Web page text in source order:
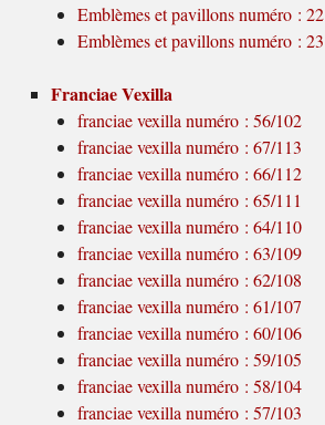
Emblèmes et pavillons numéro : 22
Emblèmes et pavillons numéro : 23
Franciae Vexilla
franciae vexilla numéro : 56/102
franciae vexilla numéro : 67/113
franciae vexilla numéro : 66/112
franciae vexilla numéro : 65/111
franciae vexilla numéro : 64/110
franciae vexilla numéro : 63/109
franciae vexilla numéro : 62/108
franciae vexilla numéro : 61/107
franciae vexilla numéro : 60/106
franciae vexilla numéro : 59/105
franciae vexilla numéro : 58/104
franciae vexilla numéro : 57/103